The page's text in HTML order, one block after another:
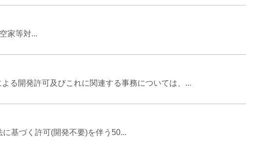
家等対...
る開発許可及びこれに関連する事務については、...
基づく許可(開発不要)を伴う50...